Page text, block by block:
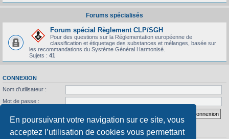
En poursuivant votre navigation sur ce site, vous
acceptez l’utilisation de cookies vous permettant
Forums spécialisés
Forum spécial Règlement CLP/SGH
Pour des questions sur la Réglementation européenne de
classification et étiquetage des substances et mélanges, basée sur
les recommandations du Système Général Harmonisé.
Sujets : 41
CONNEXION
Nom d’utilisateur :
Mot de passe :
STATISTIQUES